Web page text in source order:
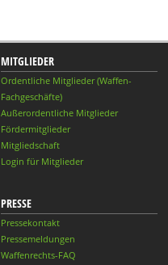
MITGLIEDER
Ordentliche Mitglieder (Waffen-
Fachgeschäfte)
Außerordentliche Mitglieder
Fördermitglieder
Mitgliedschaft
Login für Mitglieder
PRESSE
Pressekontakt
Pressemeldungen
Waffenrechts-FAQ